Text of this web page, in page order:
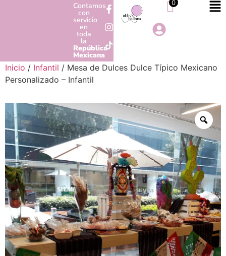
Contamos
con
servicio
en
toda
la
República
Mexicana
0
Inicio / Infantil / Mesa de Dulces Dulce Típico Mexicano
Personalizado – Infantil